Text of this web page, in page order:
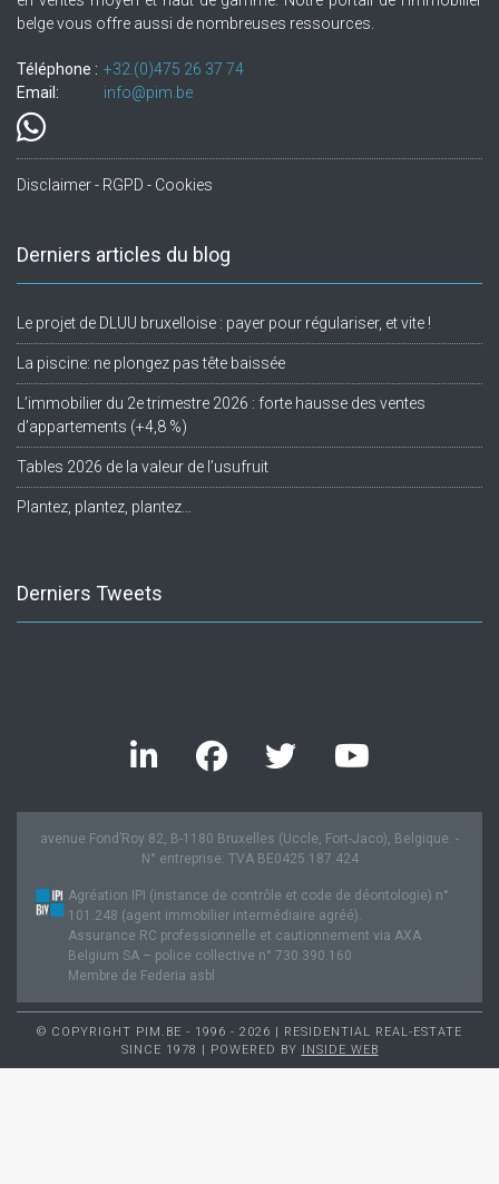
belge vous offre aussi de nombreuses ressources.
Téléphone : +32.(0)475 26 37 74
Email:
info@pim.be
Disclaimer - RGPD - Cookies
Derniers articles du blog
Le projet de DLUU bruxelloise : payer pour régulariser, et vite !
La piscine: ne plongez pas tête baissée
L’immobilier du 2e trimestre 2026 : forte hausse des ventes
d’appartements (+4,8 %)
Tables 2026 de la valeur de l’usufruit
Plantez, plantez, plantez…
Derniers Tweets
avenue Fond’Roy 82, B-1180 Bruxelles (Uccle, Fort-Jaco), Belgique. -
N° entreprise: TVA BE0425.187.424
Agréation IPI (instance de contrôle et code de déontologie) n°
101.248 (agent immobilier intermédiaire agréé).
Assurance RC professionnelle et cautionnement via AXA
Belgium SA – police collective n° 730.390.160
Membre de Federia asbl
© COPYRIGHT PIM.BE - 1996 - 2026 | RESIDENTIAL REAL-ESTATE
SINCE 1978 | POWERED BY INSIDE WEB